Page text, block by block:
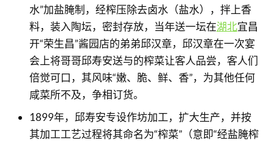
水”加盐腌制，经榨压除去卤水（盐水），拌上香
料，装入陶坛，密封存放，当年送一坛在湖北宜昌
开“荣生昌”酱园店的弟弟邱汉章，邱汉章在一次宴
会上将哥哥邱寿安送与的榨菜让客人品尝，客人们
倍觉可口，其风味“嫩、脆、鲜、香”，为其他任何
咸菜所不及，争相订货。
1899年，邱寿安专设作坊加工，扩大生产，并按
其加工工艺过程将其命名为“榨菜”（意即“经盐腌榨